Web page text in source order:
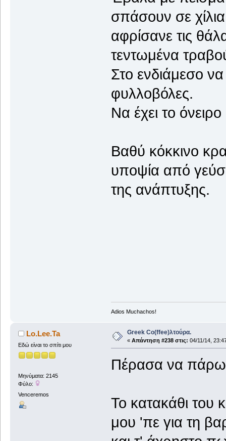
σπάσουν σε
αφρίσανε τις
τεντωμένα
Στο ενδιάμεσο να
φυλλοβόλες.
Να έχει το
Βαθύ κόκκινο
υποψία από
της ανάπτυξης.
Adios Muchachos!
Lo.Lee.Ta
Εδώ είναι το σπίτι μου
Μηνύματα: 2145
Φύλο:
Venceremos
Greek Co(ffee)λτούρα.
« Απάντηση #238 στις: 04/11/14,
Πέρασα να πάρω
Το κατακάθι του
μου 'πε για τη